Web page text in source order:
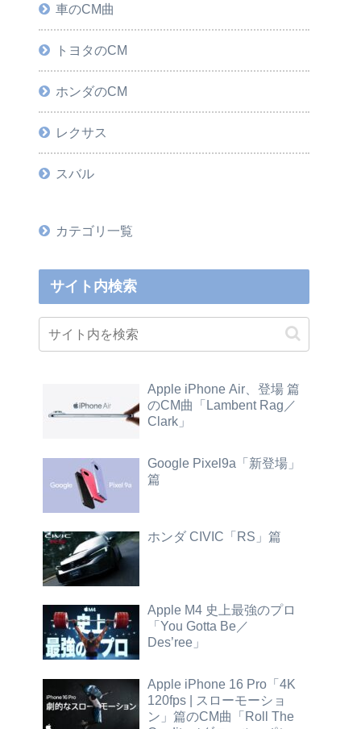
車のCM曲
トヨタのCM
ホンダのCM
レクサス
スバル
カテゴリ一覧
サイト内検索
Apple iPhone Air、登場 篇
のCM曲「Lambent Rag／
Clark」
Google Pixel9a「新登場」
篇
ホンダ CIVIC「RS」篇
Apple M4 史上最強のプロ
「You Gotta Be／
Des’ree」
Apple iPhone 16 Pro「4K
120fps | スローモーショ
ン」篇のCM曲「Roll The